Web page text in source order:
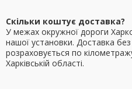
Скільки коштує доставка?
У межах окружної дороги
нашої установки. Доставка
розраховується по
Харківській області.